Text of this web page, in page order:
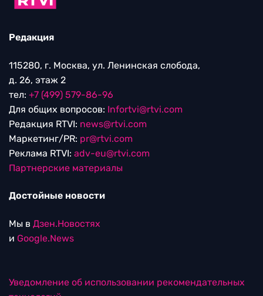
Редакция
115280, г. Москва, ул. Ленинская слобода,
д. 26, этаж 2
тел: +7 (499) 579-86-96
Для общих вопросов: Infortvi@rtvi.com
Редакция RTVI: news@rtvi.com
Маркетинг/PR: pr@rtvi.com
Реклама RTVI: adv-eu@rtvi.com
Партнерские материалы
Достойные новости
Мы в Дзен.Новостях
и Google.News
Уведомление об использовании рекомендательных